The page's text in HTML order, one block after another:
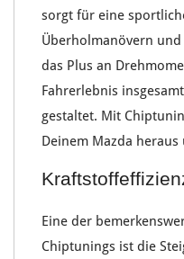
sorgt für eine
Überholmanövern und
das Plus an
Fahrerlebnis insgesamt
gestaltet. Mit
Deinem Mazda heraus
Eine der
Chiptunings ist die